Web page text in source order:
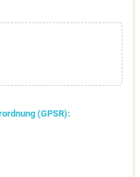
(GPSR):